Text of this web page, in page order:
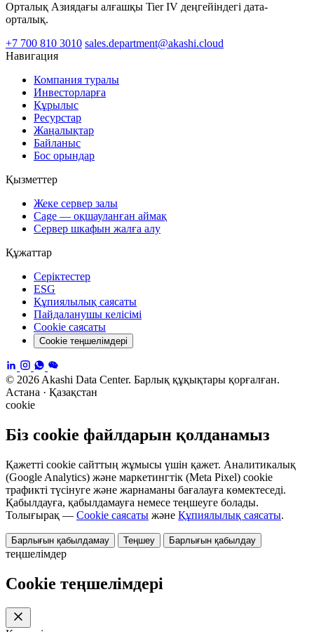
Орталық Азиядағы алғашқы Tier IV деңгейіндегі дата-
орталық.
+7 700 810 3010 sales.department@akashi.cloud
Навигация
Компания туралы
Инвесторларға
Құрылыс
Ресурстар
Жаңалықтар
Байланыс
Бос орындар
Қызметтер
Жеке сервер залы
Cage — оқшауланған аймақ
Сервер шкафын жалға алу
Құжаттар
Серіктестер
ESG
Құпиялылық саясаты
Пайдаланушы келісімі
Cookie саясаты
Cookie теңшелімдері
© 2026 Akashi Data Center. Барлық құқықтары қорғалған.
Астана · Қазақстан
cookie
Біз cookie файлдарын қолданамыз
Қажетті cookie сайттың жұмысы үшін қажет. Аналитикалық
(Google Analytics) және маркетингтік (Meta Pixel) cookie
трафикті түсінуге және жарнаманы бағалауға көмектеседі.
Қабылдауға, қабылдамауға немесе теңшеуге болады.
Толығырақ — Cookie саясаты және Құпиялылық саясаты.
Барлығын қабылдамау Теңшеу Барлығын қабылдау
теңшелімдер
Cookie теңшелімдері